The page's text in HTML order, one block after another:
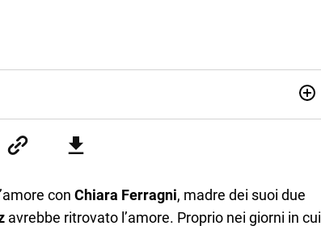
nella scrittura di articoli sul mondo scolastico.
con Chiara Ferragni, madre dei suoi due
avrebbe ritrovato l’amore. Proprio nei giorni in cui